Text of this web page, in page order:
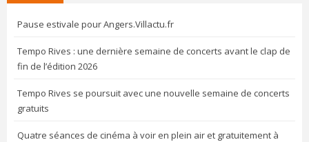
Pause estivale pour Angers.Villactu.fr
Tempo Rives : une dernière semaine de concerts avant le clap de
fin de l’édition 2026
Tempo Rives se poursuit avec une nouvelle semaine de concerts
gratuits
Quatre séances de cinéma à voir en plein air et gratuitement à